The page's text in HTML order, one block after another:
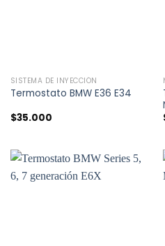
SISTEMA DE INYECCIÓN
Termostato BMW E36 E34
$35.000